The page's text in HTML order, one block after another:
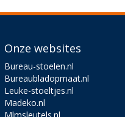
Onze websites
Bureau-stoelen.nl
Bureaubladopmaat.nl
Leuke-stoeltjes.nl
Madeko.nl